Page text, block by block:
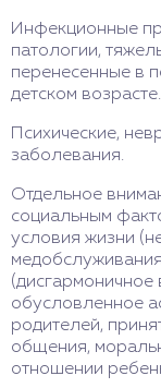
Инфекционные
патологии,
перенесенные в
детском возрасте.
Психические,
заболевания.
Отдельное
социальным
условия жизни
(дисгармоничное
обусловленное
родителей,
общения,
отношении